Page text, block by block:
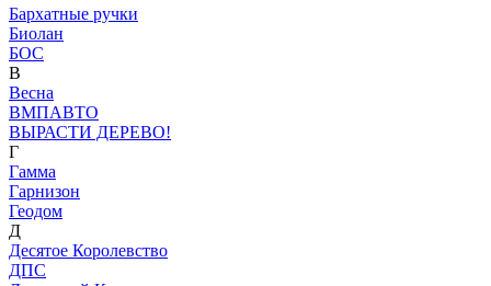
Бархатные ручки
Биолан
БОС
В
Весна
ВМПАВТО
ВЫРАСТИ ДЕРЕВО!
Г
Гамма
Гарнизон
Геодом
Д
Десятое Королевство
ДПС